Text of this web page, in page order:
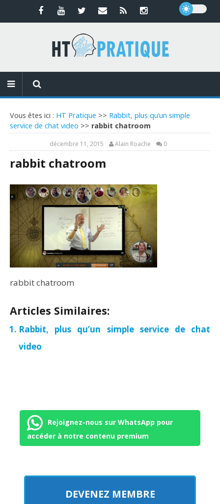
Vous êtes ici : HT Pratique >> Rabbit, plus qu’un simple
service de chat video >> rabbit chatroom
décembre 11, 2015 Alain Roache 0
rabbit chatroom
rabbit chatroom
Articles Similaires:
Rabbit, plus qu’un simple service de chat
video
Rejoignez-nous sur WhatsApp pour
accéder à notre contenu premium
DEVENEZ MEMBRE